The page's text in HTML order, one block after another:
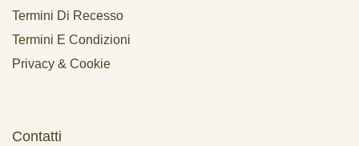
Termini Di Recesso
Termini E Condizioni
Privacy & Cookie
Contatti